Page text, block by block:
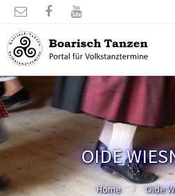
  
OIDE
Home Oide